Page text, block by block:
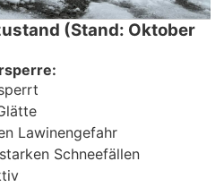
(Stand: Oktober
Lawinengefahr
Schneefällen